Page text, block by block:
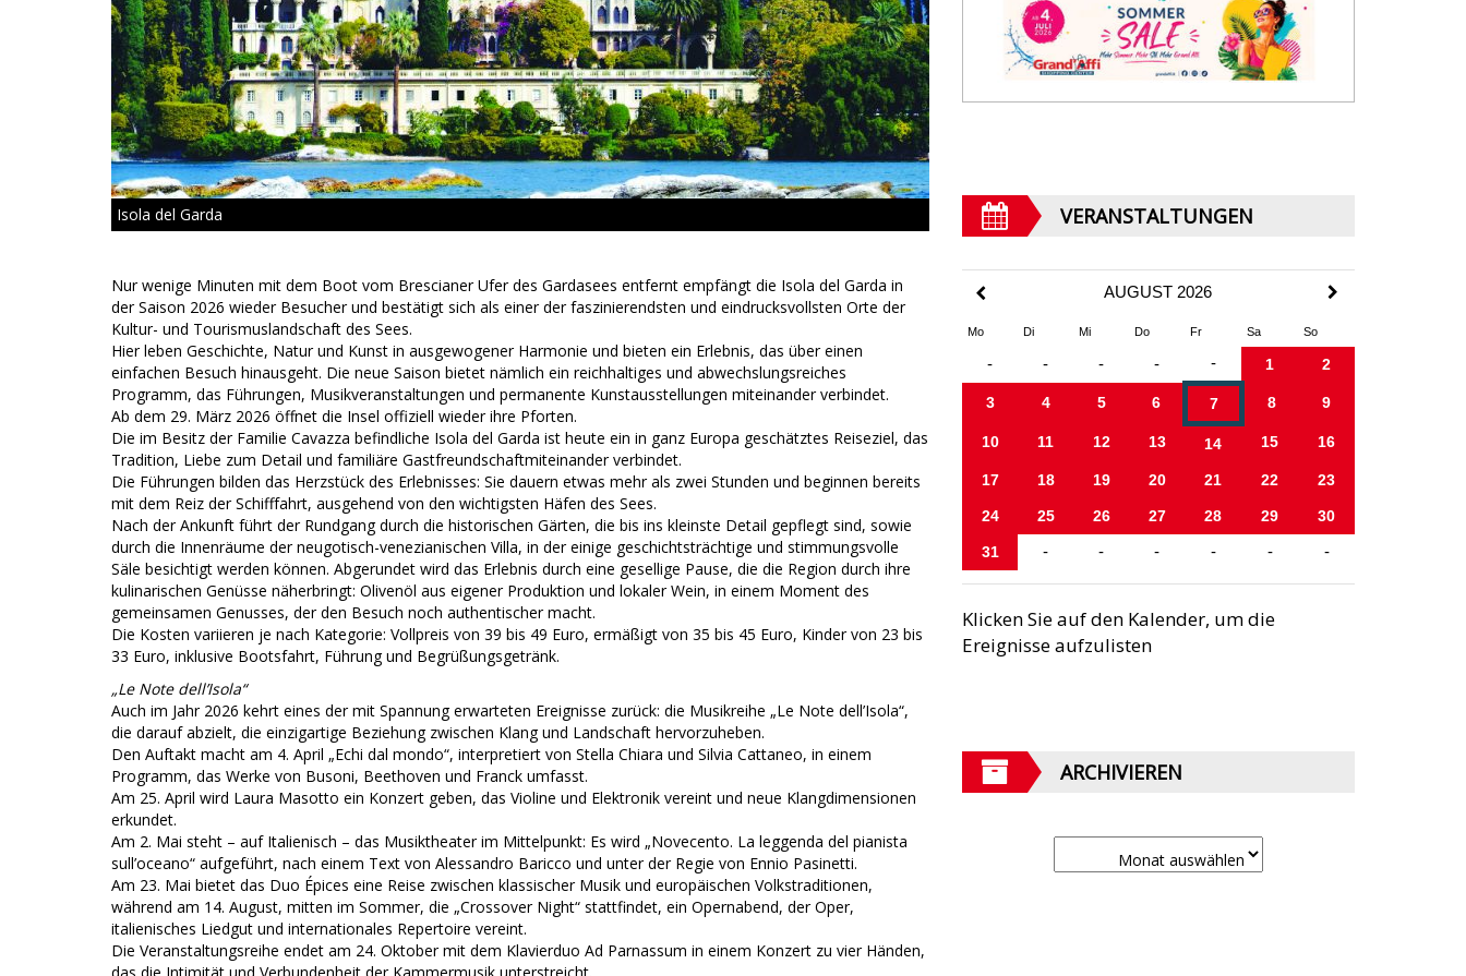
Isola del Garda
Nur wenige Minuten mit dem Boot vom Brescianer Ufer des Gardasees entfernt empfängt die Isola del Garda in
der Saison 2026 wieder Besucher und bestätigt sich als einer der faszinierendsten und eindrucksvollsten Orte der
Kultur- und Tourismuslandschaft des Sees.
Hier leben Geschichte, Natur und Kunst in ausgewogener Harmonie und bieten ein Erlebnis, das über einen
einfachen Besuch hinausgeht. Die neue Saison bietet nämlich ein reichhaltiges und abwechslungsreiches
Programm, das Führungen, Musikveranstaltungen und permanente Kunstausstellungen miteinander verbindet.
Ab dem 29. März 2026 öffnet die Insel offiziell wieder ihre Pforten.
Die im Besitz der Familie Cavazza befindliche Isola del Garda ist heute ein in ganz Europa geschätztes Reiseziel, das
Tradition, Liebe zum Detail und familiäre Gastfreundschaftmiteinander verbindet.
Die Führungen bilden das Herzstück des Erlebnisses: Sie dauern etwas mehr als zwei Stunden und beginnen bereits
mit dem Reiz der Schifffahrt, ausgehend von den wichtigsten Häfen des Sees.
Nach der Ankunft führt der Rundgang durch die historischen Gärten, die bis ins kleinste Detail gepflegt sind, sowie
durch die Innenräume der neugotisch-venezianischen Villa, in der einige geschichtsträchtige und stimmungsvolle
Säle besichtigt werden können. Abgerundet wird das Erlebnis durch eine gesellige Pause, die die Region durch ihre
kulinarischen Genüsse näherbringt: Olivenöl aus eigener Produktion und lokaler Wein, in einem Moment des
gemeinsamen Genusses, der den Besuch noch authentischer macht.
Die Kosten variieren je nach Kategorie: Vollpreis von 39 bis 49 Euro, ermäßigt von 35 bis 45 Euro, Kinder von 23 bis
33 Euro, inklusive Bootsfahrt, Führung und Begrüßungsgetränk.
„Le Note dell’Isola“
Auch im Jahr 2026 kehrt eines der mit Spannung erwarteten Ereignisse zurück: die Musikreihe „Le Note dell’Isola“,
die darauf abzielt, die einzigartige Beziehung zwischen Klang und Landschaft hervorzuheben.
Den Auftakt macht am 4. April „Echi dal mondo“, interpretiert von Stella Chiara und Silvia Cattaneo, in einem
Programm, das Werke von Busoni, Beethoven und Franck umfasst.
Am 25. April wird Laura Masotto ein Konzert geben, das Violine und Elektronik vereint und neue Klangdimensionen
erkundet.
Am 2. Mai steht – auf Italienisch – das Musiktheater im Mittelpunkt: Es wird „Novecento. La leggenda del pianista
sull’oceano“ aufgeführt, nach einem Text von Alessandro Baricco und unter der Regie von Ennio Pasinetti.
Am 23. Mai bietet das Duo Épices eine Reise zwischen klassischer Musik und europäischen Volkstraditionen,
während am 14. August, mitten im Sommer, die „Crossover Night“ stattfindet, ein Opernabend, der Oper,
italienisches Liedgut und internationales Repertoire vereint.
Die Veranstaltungsreihe endet am 24. Oktober mit dem Klavierduo Ad Parnassum in einem Konzert zu vier Händen,
VERANSTALTUNGEN
AUGUST 2026
Mo Di Mi Do Fr Sa So
- - - - - 1 2
3 4 5 6 7 8 9
10 11 12 13 14 15 16
17 18 19 20 21 22 23
24 25 26 27 28 29 30
31 - - - - - -
Klicken Sie auf den Kalender, um die
Ereignisse aufzulisten
ARCHIVIEREN